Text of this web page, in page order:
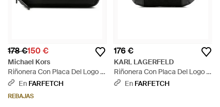
178 €150 €
Michael Kors
Riñonera Con Placa Del Logo -
Negro
En FARFETCH
REBAJAS
176 €
KARL LAGERFELD
Riñonera Con Placa Del Logo Y
Monograma - Negro
En FARFETCH